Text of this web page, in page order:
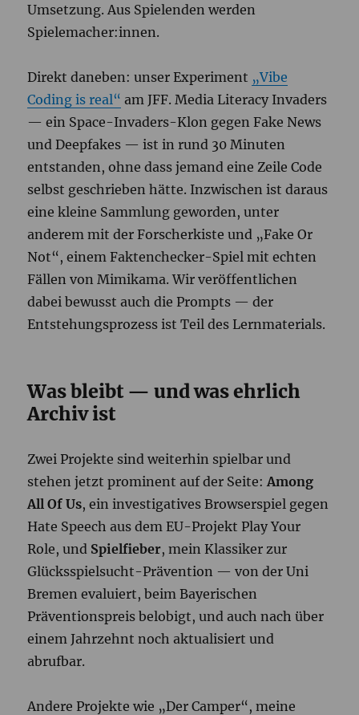
Umsetzung. Aus Spielenden werden
Spielemacher:innen.
Direkt daneben: unser Experiment „Vibe
Coding is real“ am JFF. Media Literacy Invaders
— ein Space-Invaders-Klon gegen Fake News
und Deepfakes — ist in rund 30 Minuten
entstanden, ohne dass jemand eine Zeile Code
selbst geschrieben hätte. Inzwischen ist daraus
eine kleine Sammlung geworden, unter
anderem mit der Forscherkiste und „Fake Or
Not“, einem Faktenchecker-Spiel mit echten
Fällen von Mimikama. Wir veröffentlichen
dabei bewusst auch die Prompts — der
Entstehungsprozess ist Teil des Lernmaterials.
Was bleibt — und was ehrlich
Archiv ist
Zwei Projekte sind weiterhin spielbar und
stehen jetzt prominent auf der Seite: Among
All Of Us, ein investigatives Browserspiel gegen
Hate Speech aus dem EU-Projekt Play Your
Role, und Spielfieber, mein Klassiker zur
Glücksspielsucht-Prävention — von der Uni
Bremen evaluiert, beim Bayerischen
Präventionspreis belobigt, und auch nach über
einem Jahrzehnt noch aktualisiert und
abrufbar.
Andere Projekte wie „Der Camper“, meine